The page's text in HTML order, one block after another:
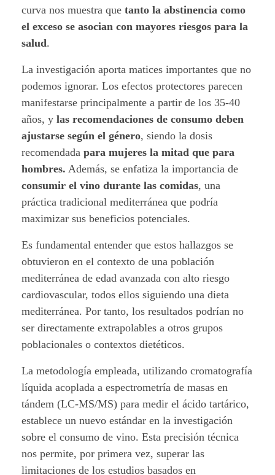
v
a
s
c
u
l
a
r
.
curva nos muestra que tanto la abstinencia como
el exceso se asocian con mayores riesgos para la
salud.
La investigación aporta matices importantes que no
podemos ignorar. Los efectos protectores parecen
manifestarse principalmente a partir de los 35-40
años, y las recomendaciones de consumo deben
ajustarse según el género, siendo la dosis
recomendada para mujeres la mitad que para
hombres. Además, se enfatiza la importancia de
consumir el vino durante las comidas, una
práctica tradicional mediterránea que podría
maximizar sus beneficios potenciales.
Es fundamental entender que estos hallazgos se
obtuvieron en el contexto de una población
mediterránea de edad avanzada con alto riesgo
cardiovascular, todos ellos siguiendo una dieta
mediterránea. Por tanto, los resultados podrían no
ser directamente extrapolables a otros grupos
poblacionales o contextos dietéticos.
La metodología empleada, utilizando cromatografía
líquida acoplada a espectrometría de masas en
tándem (LC-MS/MS) para medir el ácido tartárico,
establece un nuevo estándar en la investigación
sobre el consumo de vino. Esta precisión técnica
nos permite, por primera vez, superar las
limitaciones de los estudios basados en